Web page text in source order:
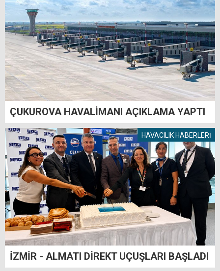
ÇUKUROVA HAVALİMANI AÇIKLAMA YAPTI
HAVACILIK HABERLERİ
İZMİR - ALMATI DİREKT UÇUŞLARI BAŞLADI